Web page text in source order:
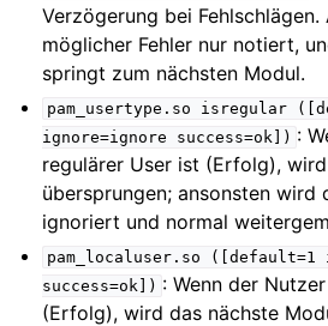
Verzögerung bei
möglicher Fehler nur notiert,
springt zum nächsten Modul.
pam_usertype.so isregular
ignore=ignore
success=ok]) :
regulärer User ist (Erfolg),
übersprungen; ansonsten wird
ignoriert und normal
pam_localuser.so ([default=1
success=ok]) : Wenn der
(Erfolg), wird das nächste